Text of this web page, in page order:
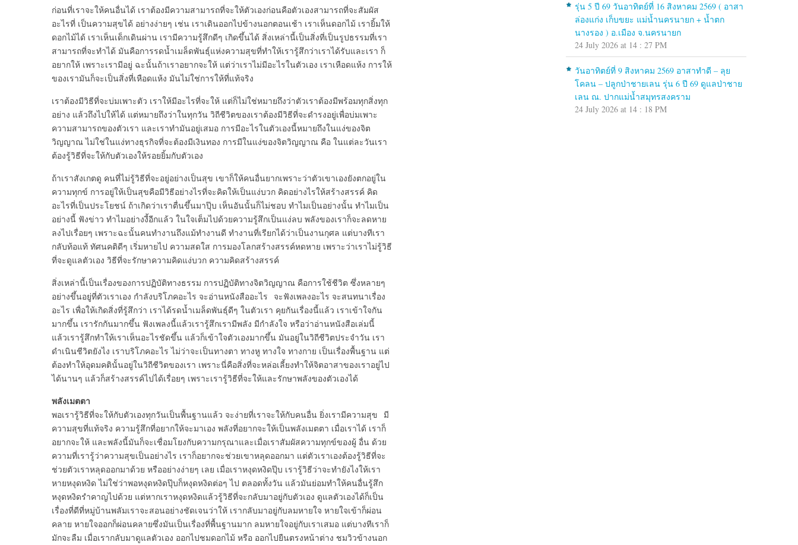
ก่อนที่เราจะให้คนอื่นได้ เราต้องมีความสามารถที่จะให้ตัวเองก่อนคือตัวเองสามารถที่จะสัมผัส
อะไรที่ เป็นความสุขได้ อย่างง่ายๆ เช่น เราเดินออกไปข้างนอกตอนเช้า เราเห็นดอกไม้ เรายิ้มให้
ดอกไม้ได้ เราเห็นเด็กเดินผ่าน เรามีความรู้สึกดีๆ เกิดขึ้นได้ สิ่งเหล่านี้เป็นสิ่งที่เป็นรูปธรรมที่เรา
สามารถที่จะทำได้ มันคือการรดน้ำเมล็ดพันธุ์แห่งความสุขที่ทำให้เรารู้สึกว่าเราได้รับและเรา ก็
อยากให้ เพราะเรามีอยู่ ฉะนั้นถ้าเราอยากจะให้ แต่ว่าเราไม่มีอะไรในตัวเอง เราเหือดแห้ง การให้
ของเรามันก็จะเป็นสิ่งที่เหือดแห้ง มันไม่ใช่การให้ที่แท้จริง
เราต้องมีวิธีที่จะบ่มเพาะตัว เราให้มีอะไรที่จะให้ แต่ก็ไม่ใช่หมายถึงว่าตัวเราต้องมีพร้อมทุกสิ่งทุก
อย่าง แล้วถึงไปให้ได้ แต่หมายถึงว่าในทุกวัน วิถีชีวิตของเราต้องมีวิธีที่จะดำรงอยู่เพื่อบ่มเพาะ
ความสามารถของตัวเรา และเราทำมันอยู่เสมอ การมีอะไรในตัวเองนี้หมายถึงในแง่ของจิต
วิญญาณ ไม่ใช่ในแง่ทางธุรกิจที่จะต้องมีเงินทอง การมีในแง่ของจิตวิญญาณ คือ ในแต่ละวันเรา
ต้องรู้วิธีที่จะให้กับตัวเองให้รอยยิ้มกับตัวเอง
ถ้าเราสังเกตดู คนที่ไม่รู้วิธีที่จะอยู่อย่างเป็นสุข เขาก็ให้คนอื่นยากเพราะว่าตัวเขาเองยังตกอยู่ใน
ความทุกข์ การอยู่ให้เป็นสุขคือมีวิธีอย่างไรที่จะคิดให้เป็นแง่บวก คิดอย่างไรให้สร้างสรรค์ คิด
อะไรที่เป็นประโยชน์ ถ้าเกิดว่าเราตื่นขึ้นมาปุ๊บ เห็นอันนั้นก็ไม่ชอบ ทำไมเป็นอย่างนั้น ทำไมเป็น
อย่างนี้ ฟังข่าว ทำไมอย่างงี้อีกแล้ว ในใจเต็มไปด้วยความรู้สึกเป็นแง่ลบ พลังของเราก็จะลดหาย
ลงไปเรื่อยๆ เพราะฉะนั้นคนทำงานถึงแม้ทำงานดี ทำงานที่เรียกได้ว่าเป็นงานกุศล แต่บางทีเรา
กลับท้อแท้ ทัศนคติดีๆ เริ่มหายไป ความสดใส การมองโลกสร้างสรรค์หดหาย เพราะว่าเราไม่รู้วิธี
ที่จะดูแลตัวเอง วิธีที่จะรักษาความคิดแง่บวก ความคิดสร้างสรรค์
สิ่งเหล่านี้เป็นเรื่องของการปฏิบัติทางธรรม การปฏิบัติทางจิตวิญญาณ คือการใช้ชีวิต ซึ่งหลายๆ
อย่างขึ้นอยู่ที่ตัวเราเอง กำลังบริโภคอะไร จะอ่านหนังสืออะไร จะฟังเพลงอะไร จะสนทนาเรื่อง
อะไร เพื่อให้เกิดสิ่งที่รู้สึกว่า เราได้รดน้ำเมล็ดพันธุ์ดีๆ ในตัวเรา คุยกันเรื่องนี้แล้ว เราเข้าใจกัน
มากขึ้น เรารักกันมากขึ้น ฟังเพลงนี้แล้วเรารู้สึกเรามีพลัง มีกำลังใจ หรือว่าอ่านหนังสือเล่มนี้
แล้วเรารู้สึกทำให้เราเห็นอะไรชัดขึ้น แล้วก็เข้าใจตัวเองมากขึ้น มันอยู่ในวิถีชีวิตประจำวัน เรา
ดำเนินชีวิตยังไง เราบริโภคอะไร ไม่ว่าจะเป็นทางตา ทางหู ทางใจ ทางกาย เป็นเรื่องพื้นฐาน แต่
ต้องทำให้อุดมคตินั้นอยู่ในวิถีชีวิตของเรา เพราะนี่คือสิ่งที่จะหล่อเลี้ยงทำให้จิตอาสาของเราอยู่ไป
ได้นานๆ แล้วก็สร้างสรรค์ไปได้เรื่อยๆ เพราะเรารู้วิธีที่จะให้และรักษาพลังของตัวเองได้
พลังเมตตา
พอเรารู้วิธีที่จะให้กับตัวเองทุกวันเป็นพื้นฐานแล้ว จะง่ายที่เราจะให้กับคนอื่น ยิ่งเรามีความสุข มี
ความสุขที่แท้จริง ความรู้สึกที่อยากให้จะมาเอง พลังที่อยากจะให้เป็นพลังเมตตา เมื่อเราได้ เราก็
อยากจะให้ และพลังนี้มันก็จะเชื่อมโยงกับความกรุณาและเมื่อเราสัมผัสความทุกข์ของผู้ อื่น ด้วย
ความที่เรารู้ว่าความสุขเป็นอย่างไร เราก็อยากจะช่วยเขาหลุดออกมา แต่ตัวเราเองต้องรู้วิธีที่จะ
ช่วยตัวเราหลุดออกมาด้วย หรืออย่างง่ายๆ เลย เมื่อเราหงุดหงิดปุ๊บ เรารู้วิธีว่าจะทำยังไงให้เรา
หายหงุดหงิด ไม่ใช่ว่าพอหงุดหงิดปุ๊บก็หงุดหงิดต่อๆ ไป ตลอดทั้งวัน แล้วมันย่อมทำให้คนอื่นรู้สึก
หงุดหงิดรำคาญไปด้วย แต่หากเราหงุดหงิดแล้วรู้วิธีที่จะกลับมาอยู่กับตัวเอง ดูแลตัวเองได้ก็เป็น
เรื่องที่ดีที่หมู่บ้านพลัมเราจะสอนอย่างชัดเจนว่าให้ เรากลับมาอยู่กับลมหายใจ หายใจเข้าก็ผ่อน
คลาย หายใจออกก็ผ่อนคลายซึ่งมันเป็นเรื่องที่พื้นฐานมาก ลมหายใจอยู่กับเราเสมอ แต่บางทีเราก็
มักจะลืม เมื่อเรากลับมาดูแลตัวเอง ออกไปชมดอกไม้ หรือ ออกไปยืนตรงหน้าต่าง ชมวิวข้างนอก
รุ่น 5 ปี 69 วันอาทิตย์ที่ 16 สิงหาคม 2569 ( อาสา
ล่องแก่ง เก็บขยะ แม่น้ำนครนายก + น้ำตก
นางรอง ) อ.เมือง จ.นครนายก
24 July 2026 at 14 : 27 PM
วันอาทิตย์ที่ 9 สิงหาคม 2569 อาสาทำดี – ลุย
โคลน – ปลูกป่าชายเลน รุ่น 6 ปี 69 ดูแลป่าชาย
เลน ณ. ปากแม่น้ำสมุทรสงคราม
24 July 2026 at 14 : 18 PM